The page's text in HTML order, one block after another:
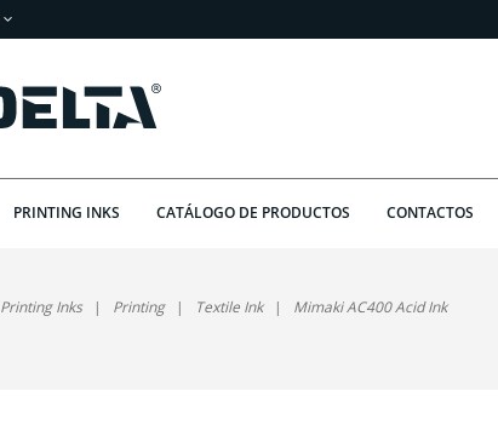
PRINTING INKS CATÁLOGO DE PRODUCTOS CONTACTOS
Printing Inks Printing Textile Ink Mimaki AC400 Acid Ink